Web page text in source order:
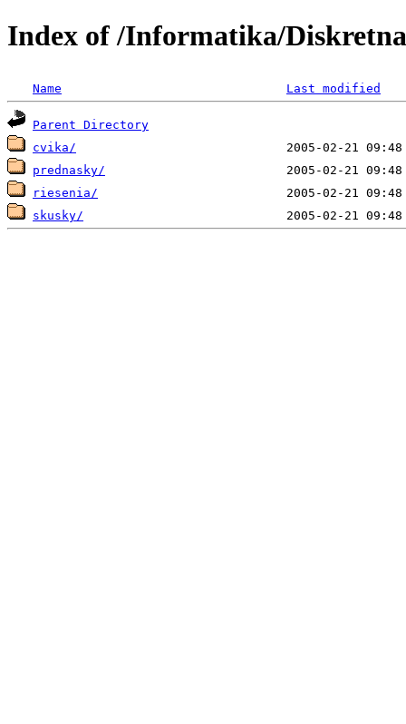
Index of /Informatika/
Name Last modified
Parent Directory
cvika/
prednasky/
riesenia/
skusky/